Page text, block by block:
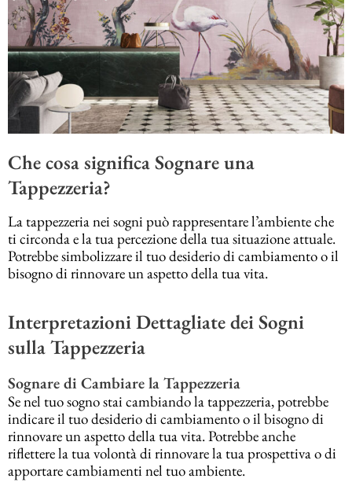
Che cosa significa Sognare una
Tappezzeria?
La tappezzeria nei sogni può rappresentare l’ambiente che
ti circonda e la tua percezione della tua situazione attuale.
Potrebbe simbolizzare il tuo desiderio di cambiamento o il
bisogno di rinnovare un aspetto della tua vita.
Interpretazioni Dettagliate dei Sogni
sulla Tappezzeria
Sognare di Cambiare la Tappezzeria
Se nel tuo sogno stai cambiando la tappezzeria, potrebbe
indicare il tuo desiderio di cambiamento o il bisogno di
rinnovare un aspetto della tua vita. Potrebbe anche
riflettere la tua volontà di rinnovare la tua prospettiva o di
apportare cambiamenti nel tuo ambiente.